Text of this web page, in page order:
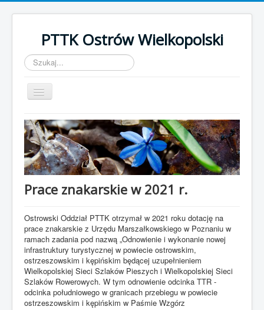
PTTK Ostrów Wielkopolski
Szukaj...
Przełącz
nawigację
Start
Kalendarz Imprez 2022
Galeria
O nas
Odznaki
Wstąp do PTTK
Kontakt
Prace znakarskie w 2021 r.
Ostrowski Oddział PTTK otrzymał w 2021 roku dotację na
prace znakarskie z Urzędu Marszałkowskiego w Poznaniu w
ramach zadania pod nazwą „Odnowienie i wykonanie nowej
infrastruktury turystycznej w powiecie ostrowskim,
ostrzeszowskim i kępińskim będącej uzupełnieniem
Wielkopolskiej Sieci Szlaków Pieszych i Wielkopolskiej Sieci
Szlaków Rowerowych. W tym odnowienie odcinka TTR -
odcinka południowego w granicach przebiegu w powiecie
ostrzeszowskim i kępińskim w Paśmie Wzgórz